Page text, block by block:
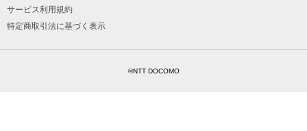
サービス利用規約
特定商取引法に基づく表示
©NTT DOCOMO